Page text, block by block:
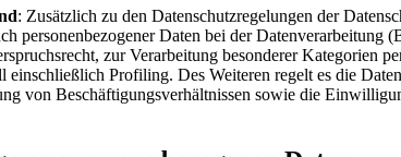
: Zusätzlich zu den Datenschutzregelungen der
personenbezogener Daten bei der
zur Verarbeitung besonderer Kategorien
Profiling. Des Weiteren regelt es die
von Beschäftigungsverhältnissen sowie die